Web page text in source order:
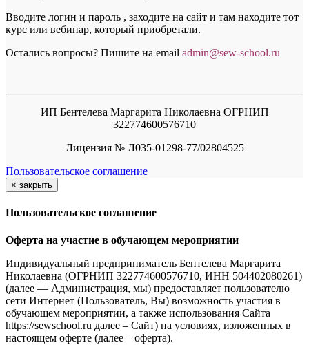
Вводите логин и пароль , заходите на сайт и там находите тот
курс или вебинар, который приобретали.
Остались вопросы? Пишите на email admin@sew-school.ru
ИП Бентелева Маргарита Николаевна ОГРНИП
322774600576710
Лицензия № Л035-01298-77/02804525
Пользовательское соглашение
× закрыть
Пользовательское соглашение
Оферта на участие в обучающем мероприятии
Индивидуальный предприниматель Бентелева Маргарита
Николаевна (ОГРНИП 322774600576710, ИНН 504402080261)
(далее — Администрация, мы) предоставляет пользователю
сети Интернет (Пользователь, Вы) возможность участия в
обучающем мероприятии, а также использования Сайта
https://sewschool.ru далее – Сайт) на условиях, изложенных в
настоящем оферте (далее – оферта).